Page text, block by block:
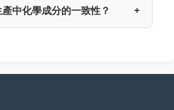
中化學成分的一致性？ +